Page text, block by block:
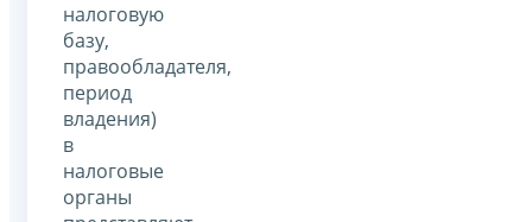
налоговую
базу,
правообладателя,
период
владения)
в
налоговые
органы